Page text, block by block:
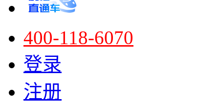
400-118-6070
登录
注册